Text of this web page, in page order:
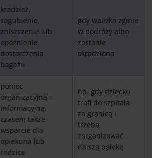
kradzież,
zagubienie,
zniszczenie lub
opóźnienie
dostarczenia
bagażu
gdy walizka zginie
w podróży albo
zostanie
skradziona
pomoc
organizacyjną i
informacyjną,
czasem także
wsparcie dla
opiekuna lub
rodzica
np. gdy dziecko
trafi do szpitala
za granicą i
trzeba
zorganizować
dalszą opiekę